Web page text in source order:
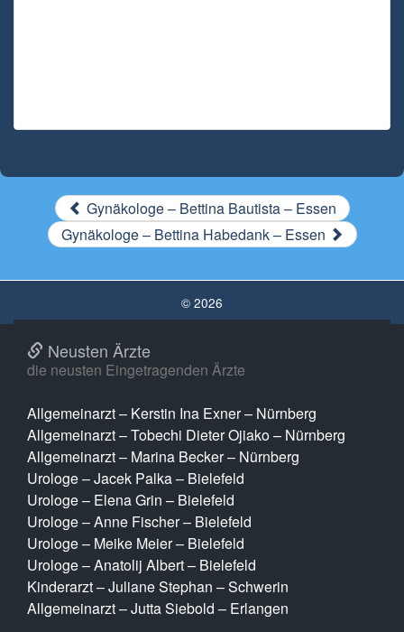
Gynäkologe – Bettina Bautista – Essen
Gynäkologe – Bettina Habedank – Essen
© 2026
Neusten Ärzte
die neusten Eingetragenden Ärzte
Allgemeinarzt – Kerstin Ina Exner – Nürnberg
Allgemeinarzt – Tobechi Dieter Ojiako – Nürnberg
Allgemeinarzt – Marina Becker – Nürnberg
Urologe – Jacek Palka – Bielefeld
Urologe – Elena Grin – Bielefeld
Urologe – Anne Fischer – Bielefeld
Urologe – Meike Meier – Bielefeld
Urologe – Anatolij Albert – Bielefeld
Kinderarzt – Juliane Stephan – Schwerin
Allgemeinarzt – Jutta Siebold – Erlangen